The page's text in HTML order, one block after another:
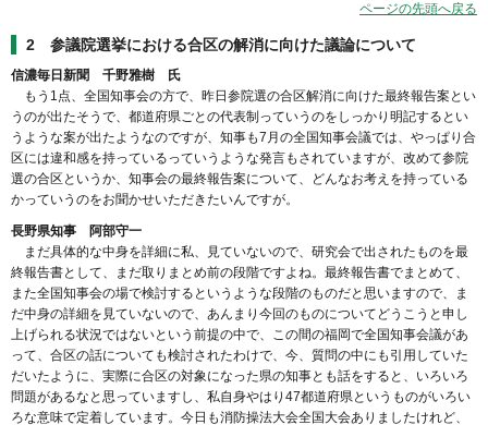
ページの先頭へ戻る
2 参議院選挙における合区の解消に向けた議論について
信濃毎日新聞 千野雅樹 氏
もう1点、全国知事会の方で、昨日参院選の合区解消に向けた最終報告案とい
うのが出たそうで、都道府県ごとの代表制っていうのをしっかり明記するとい
うような案が出たようなのですが、知事も7月の全国知事会議では、やっぱり合
区には違和感を持っているっていうような発言もされていますが、改めて参院
選の合区というか、知事会の最終報告案について、どんなお考えを持っている
かっていうのをお聞かせいただきたいんですが。
長野県知事 阿部守一
まだ具体的な中身を詳細に私、見ていないので、研究会で出されたものを最
終報告書として、まだ取りまとめ前の段階ですよね。最終報告書でまとめて、
また全国知事会の場で検討するというような段階のものだと思いますので、ま
だ中身の詳細を見ていないので、あんまり今回のものについてどうこうと申し
上げられる状況ではないという前提の中で、この間の福岡で全国知事会議があ
って、合区の話についても検討されたわけで、今、質問の中にも引用していた
だいたように、実際に合区の対象になった県の知事とも話をすると、いろいろ
問題があるなと思っていますし、私自身やはり47都道府県というものがいろい
ろな意味で定着しています。今日も消防操法大会全国大会ありましたけれど、